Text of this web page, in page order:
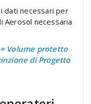
dati necessari per
Aerosol necessaria
Volume protetto
di Progetto